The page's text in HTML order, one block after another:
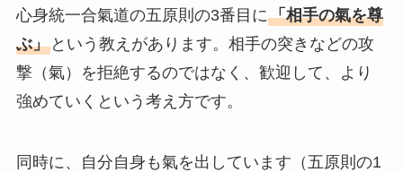
心身統一合氣道の五原則の3番目に「相手の氣を尊
ぶ」という教えがあります。相手の突きなどの攻
撃（氣）を拒絶するのではなく、歓迎して、より
強めていくという考え方です。
同時に、自分自身も氣を出しています（五原則の1